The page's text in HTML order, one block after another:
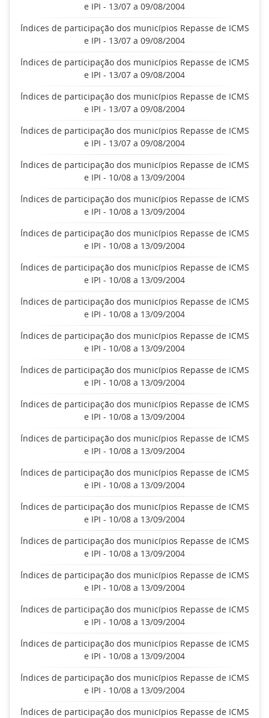
e IPI - 13/07 a 09/08/2004
Índices de participação dos municípios Repasse de ICMS
e IPI - 13/07 a 09/08/2004
Índices de participação dos municípios Repasse de ICMS
e IPI - 13/07 a 09/08/2004
Índices de participação dos municípios Repasse de ICMS
e IPI - 13/07 a 09/08/2004
Índices de participação dos municípios Repasse de ICMS
e IPI - 13/07 a 09/08/2004
Índices de participação dos municípios Repasse de ICMS
e IPI - 10/08 a 13/09/2004
Índices de participação dos municípios Repasse de ICMS
e IPI - 10/08 a 13/09/2004
Índices de participação dos municípios Repasse de ICMS
e IPI - 10/08 a 13/09/2004
Índices de participação dos municípios Repasse de ICMS
e IPI - 10/08 a 13/09/2004
Índices de participação dos municípios Repasse de ICMS
e IPI - 10/08 a 13/09/2004
Índices de participação dos municípios Repasse de ICMS
e IPI - 10/08 a 13/09/2004
Índices de participação dos municípios Repasse de ICMS
e IPI - 10/08 a 13/09/2004
Índices de participação dos municípios Repasse de ICMS
e IPI - 10/08 a 13/09/2004
Índices de participação dos municípios Repasse de ICMS
e IPI - 10/08 a 13/09/2004
Índices de participação dos municípios Repasse de ICMS
e IPI - 10/08 a 13/09/2004
Índices de participação dos municípios Repasse de ICMS
e IPI - 10/08 a 13/09/2004
Índices de participação dos municípios Repasse de ICMS
e IPI - 10/08 a 13/09/2004
Índices de participação dos municípios Repasse de ICMS
e IPI - 10/08 a 13/09/2004
Índices de participação dos municípios Repasse de ICMS
e IPI - 10/08 a 13/09/2004
Índices de participação dos municípios Repasse de ICMS
e IPI - 10/08 a 13/09/2004
Índices de participação dos municípios Repasse de ICMS
e IPI - 10/08 a 13/09/2004
Índices de participação dos municípios Repasse de ICMS